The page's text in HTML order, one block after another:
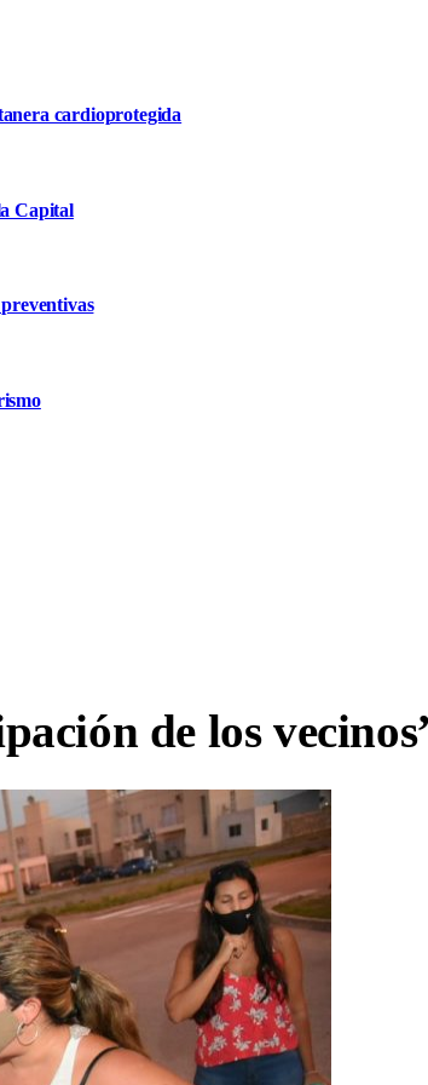
cardioprotegida
Capital
de los